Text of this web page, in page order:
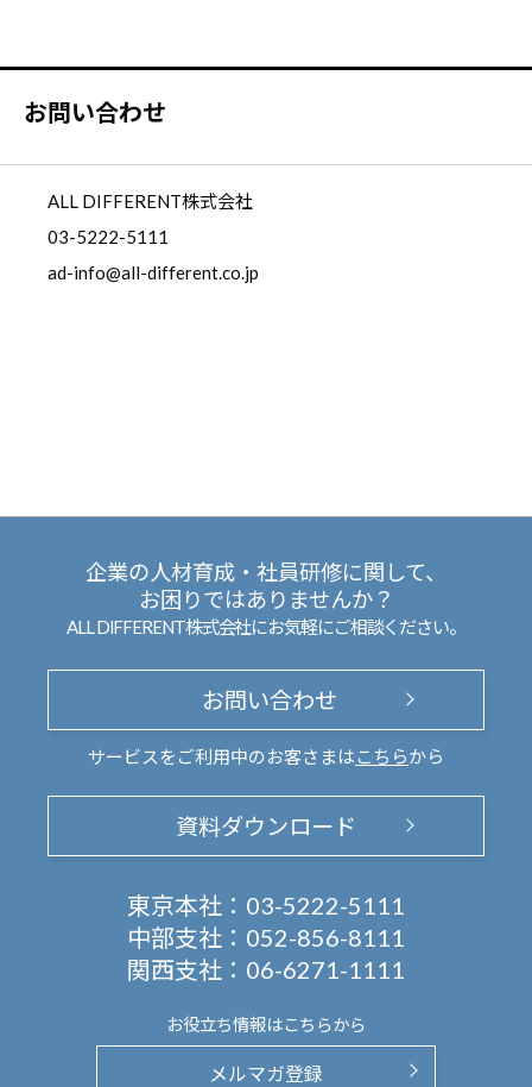
お問い合わせ
ALL DIFFERENT株式会社
03-5222-5111
ad-info@all-different.co.jp
企業の人材育成・社員研修に関して、
お困りではありませんか？
ALL DIFFERENT株式会社にお気軽にご相談ください。
お問い合わせ
サービスをご利用中のお客さまは こちらから
資料ダウンロード
東京本社： 03-5222-5111
中部支社： 052-856-8111
関西支社： 06-6271-1111
お役立ち情報はこちらから
メルマガ登録